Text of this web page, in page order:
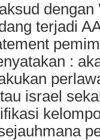
dengan
terjadi
:
israel